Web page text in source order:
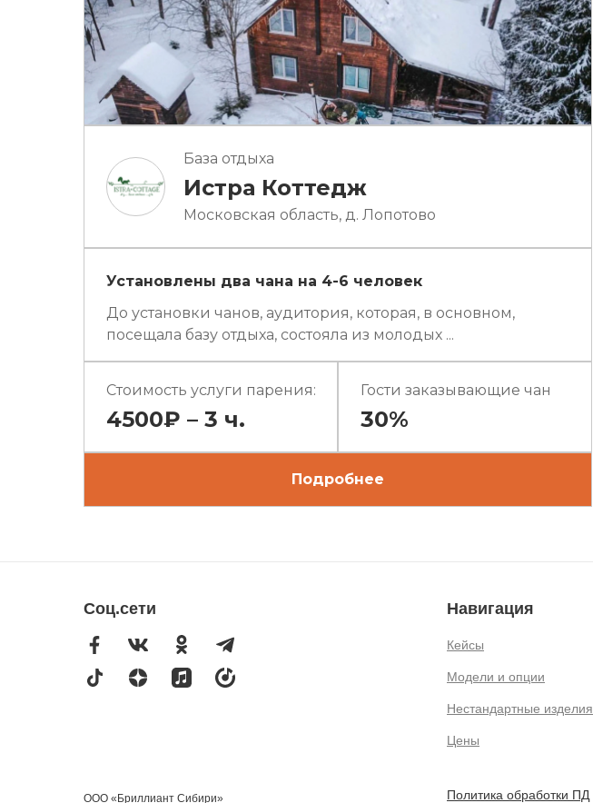
Подробнее
База отдыха
Стоимость услуги парения:
Московская область, д. Лопотово
Установлены два чана на 4-6 человек
До установки чанов, аудитория, которая, в основном,
посещала базу отдыха, состояла из молодых ...
Истра Коттедж
4500₽ – 3 ч.
Гости заказывающие чан
30%
Соц.сети Навигация
Кейсы
Модели и опции
Нестандартные изделия
Цены
ООО «Бриллиант Сибири» Политика обработки ПД